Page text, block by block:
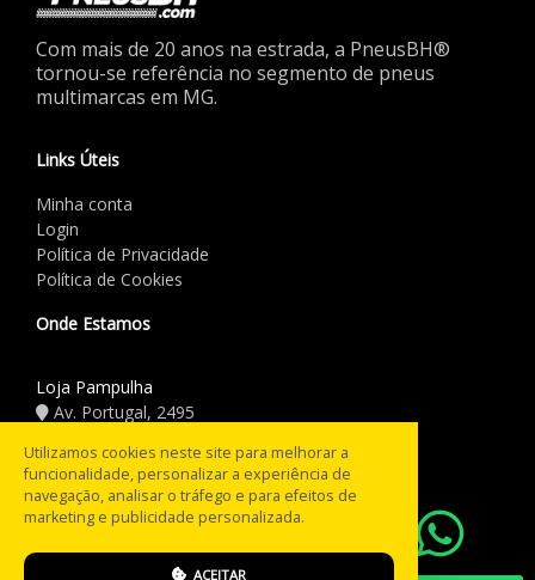
Com mais de 20 anos na estrada, a PneusBH®
tornou-se referência no segmento de pneus
multimarcas em MG.
Links Úteis
Minha conta
Login
Política de Privacidade
Política de Cookies
Onde Estamos
Loja Pampulha
Av. Portugal, 2495
Horário de Funcionamento
Seg a Sex: 08:00 às 18:00
Sáb: 08:00 às 12:00
Utilizamos cookies neste site para melhorar a
funcionalidade, personalizar a experiência de
navegação, analisar o tráfego e para efeitos de
marketing e publicidade personalizada.
ACEITAR